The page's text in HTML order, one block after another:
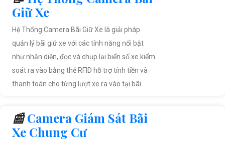
Giữ Xe
Hệ Thống Camera Bãi Giữ Xe là giải pháp
quản lý bãi giữ xe với các tính năng nổi bật
như nhận diện, đọc và chụp lại biển số xe kiểm
soát ra vào bằng thẻ RFID hỗ trợ tính tiền và
thanh toán cho từng lượt xe ra vào tại bãi
📰Camera Giám Sát Bãi
Xe Chung Cư